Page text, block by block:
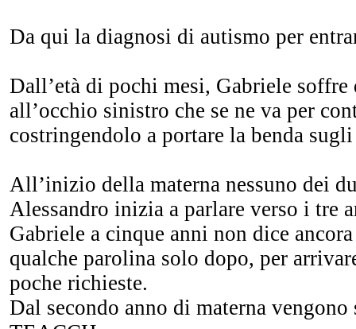
Da qui la diagnosi di autismo per
Dall’età di pochi mesi, Gabriele soffre
all’occhio sinistro che se ne va per
costringendolo a portare la benda
All’inizio della materna nessuno dei
Alessandro inizia a parlare verso i tre
Gabriele a cinque anni non dice
qualche parolina solo dopo, per
poche richieste.
Dal secondo anno di materna